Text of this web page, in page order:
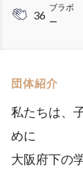
36
ブラボ
ー
団体紹介
私たちは、
めに
大阪府下の